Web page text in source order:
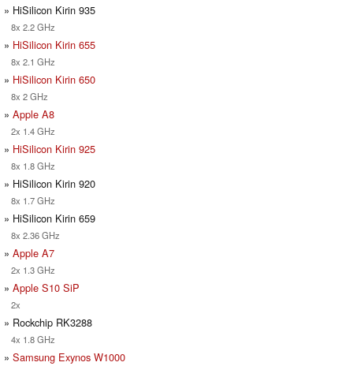
» HiSilicon Kirin 935
8x 2.2 GHz
» HiSilicon Kirin 655
8x 2.1 GHz
» HiSilicon Kirin 650
8x 2 GHz
» Apple A8
2x 1.4 GHz
» HiSilicon Kirin 925
8x 1.8 GHz
» HiSilicon Kirin 920
8x 1.7 GHz
» HiSilicon Kirin 659
8x 2.36 GHz
» Apple A7
2x 1.3 GHz
» Apple S10 SiP
2x
» Rockchip RK3288
4x 1.8 GHz
» Samsung Exynos W1000